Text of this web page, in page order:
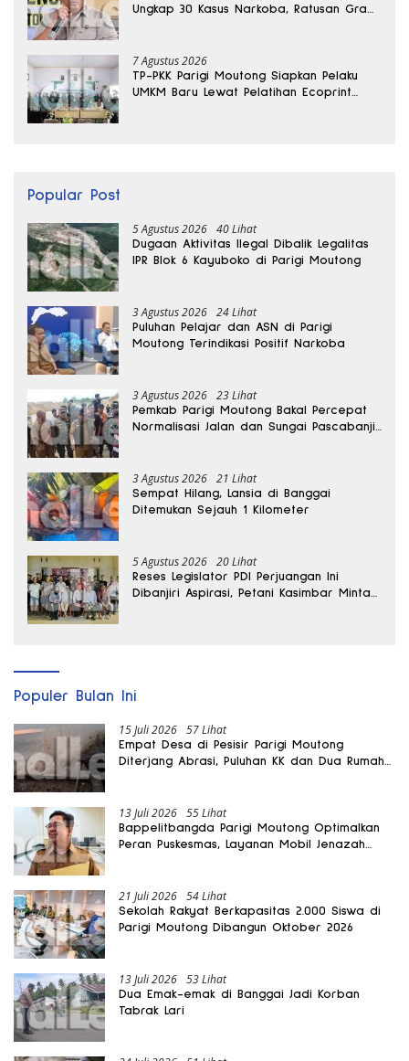
Ungkap 30 Kasus Narkoba, Ratusan Gram
7 Agustus 2026
TP-PKK Parigi Moutong Siapkan Pelaku
UMKM Baru Lewat Pelatihan Ecoprint
Popular Post
5 Agustus 2026 40 Lihat
Dugaan Aktivitas Ilegal Dibalik Legalitas
IPR Blok 6 Kayuboko di Parigi Moutong
3 Agustus 2026 24 Lihat
Puluhan Pelajar dan ASN di Parigi
Moutong Terindikasi Positif Narkoba
3 Agustus 2026 23 Lihat
Pemkab Parigi Moutong Bakal Percepat
Normalisasi Jalan dan Sungai Pascabanjir
3 Agustus 2026 21 Lihat
Sempat Hilang, Lansia di Banggai
Ditemukan Sejauh 1 Kilometer
5 Agustus 2026 20 Lihat
Reses Legislator PDI Perjuangan Ini
Dibanjiri Aspirasi, Petani Kasimbar Minta
Populer Bulan Ini
15 Juli 2026 57 Lihat
Empat Desa di Pesisir Parigi Moutong
Diterjang Abrasi, Puluhan KK dan Dua Rumah
13 Juli 2026 55 Lihat
Bappelitbangda Parigi Moutong Optimalkan
Peran Puskesmas, Layanan Mobil Jenazah
21 Juli 2026 54 Lihat
Sekolah Rakyat Berkapasitas 2.000 Siswa di
Parigi Moutong Dibangun Oktober 2026
13 Juli 2026 53 Lihat
Dua Emak-emak di Banggai Jadi Korban
Tabrak Lari